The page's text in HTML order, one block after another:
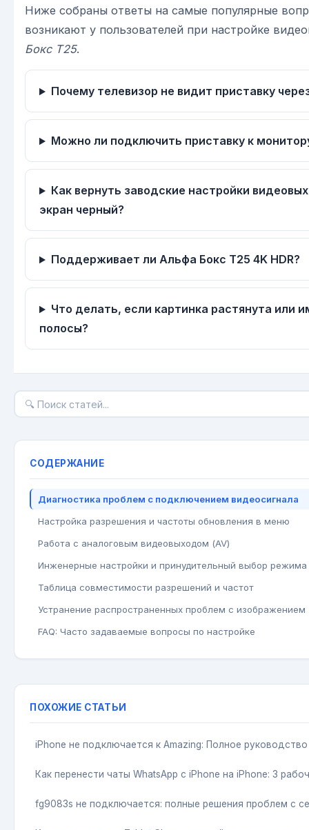
Ниже собраны ответы на самые популярные
возникают у пользователей при настройке
Бокс Т25.
Почему телевизор не видит приставку
Можно ли подключить приставку к
Как вернуть заводские настройки
экран черный?
Поддерживает ли Альфа Бокс Т25 4K HDR?
Что делать, если картинка растянута или
полосы?
СОДЕРЖАНИЕ
Диагностика проблем с подключением видеосигнала
Настройка разрешения и частоты обновления в меню
Работа с аналоговым видеовыходом (AV)
Инженерные настройки и принудительный выбор режима
Таблица совместимости разрешений и частот
Устранение распространенных проблем с изображением
FAQ: Часто задаваемые вопросы по настройке
ПОХОЖИЕ СТАТЬИ
iPhone не подключается к Amazing: Полное
Как перенести чаты WhatsApp с iPhone на iPhone: 3
fg9083s не подключается: полные решения проблем с